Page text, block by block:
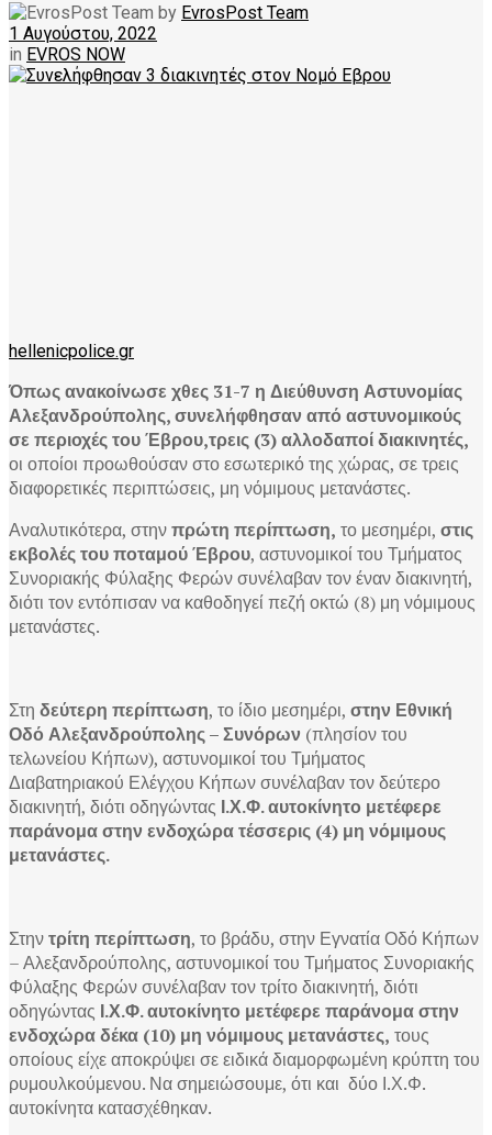
by EvrosPost Team
1 Αυγούστου, 2022
in EVROS NOW
hellenicpolice.gr
Όπως ανακοίνωσε χθες 31-7 η Διεύθυνση Αστυνομίας
Αλεξανδρούπολης, συνελήφθησαν από αστυνομικούς
σε περιοχές του Έβρου,τρεις (3) αλλοδαποί διακινητές,
οι οποίοι προωθούσαν στο εσωτερικό της χώρας, σε τρεις
διαφορετικές περιπτώσεις, μη νόμιμους μετανάστες.
Αναλυτικότερα, στηνπρώτη περίπτωση, το μεσημέρι, στις
εκβολές του ποταμού Έβρου, αστυνομικοί του Τμήματος
Συνοριακής Φύλαξης Φερών συνέλαβαν τον έναν διακινητή,
διότι τον εντόπισαν να καθοδηγεί πεζή οκτώ (8) μη νόμιμους
μετανάστες.
Στη δεύτερη περίπτωση, το ίδιο μεσημέρι, στην Εθνική
Οδό Αλεξανδρούπολης – Συνόρων (πλησίον του
τελωνείου Κήπων), αστυνομικοί του Τμήματος
Διαβατηριακού Ελέγχου Κήπων συνέλαβαν τον δεύτερο
διακινητή, διότι οδηγώντας Ι.Χ.Φ. αυτοκίνητο μετέφερε
παράνομα στην ενδοχώρα τέσσερις (4) μη νόμιμους
μετανάστες.
Στηντρίτη περίπτωση, το βράδυ, στην Εγνατία Οδό Κήπων
– Αλεξανδρούπολης, αστυνομικοί του Τμήματος Συνοριακής
Φύλαξης Φερών συνέλαβαν τον τρίτο διακινητή, διότι
οδηγώντας Ι.Χ.Φ. αυτοκίνητο μετέφερε παράνομα στην
ενδοχώρα δέκα (10) μη νόμιμους μετανάστες, τους
οποίους είχε αποκρύψει σε ειδικά διαμορφωμένη κρύπτη του
ρυμουλκούμενου. Να σημειώσουμε, ότι και δύο Ι.Χ.Φ.
αυτοκίνητα κατασχέθηκαν.